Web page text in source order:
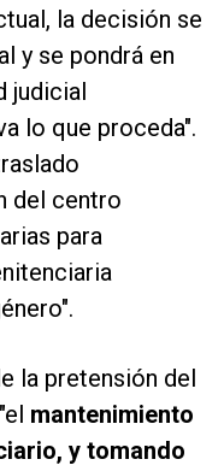
la decisión se
y se pondrá en
judicial
lo que proceda".
del centro
para
la pretensión del
mantenimiento
y tomando